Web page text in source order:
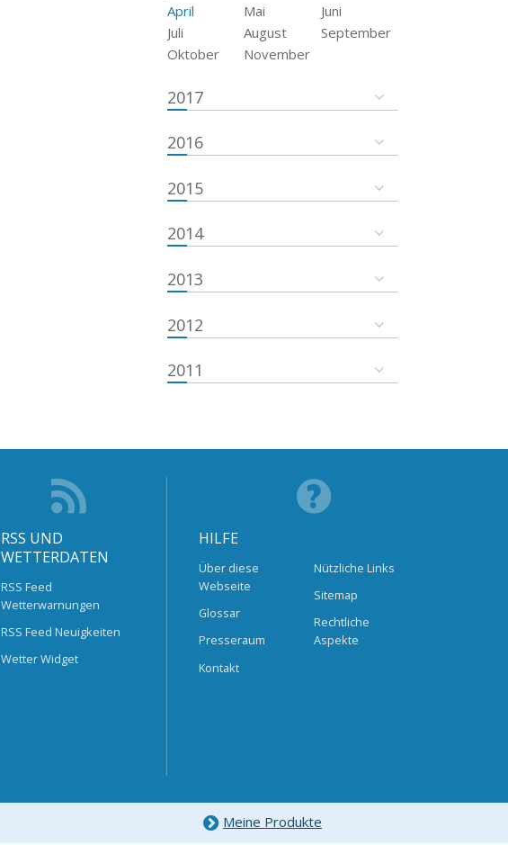
April
Mai
Juni
Juli
August
September
Oktober
November
2017
2016
2015
2014
2013
2012
2011
RSS UND
WETTERDATEN
RSS Feed
Wetterwarnungen
RSS Feed Neuigkeiten
Wetter Widget
HILFE
Über diese
Webseite
Glossar
Presseraum
Kontakt
Nützliche Links
Sitemap
Rechtliche
Aspekte
Meine Produkte